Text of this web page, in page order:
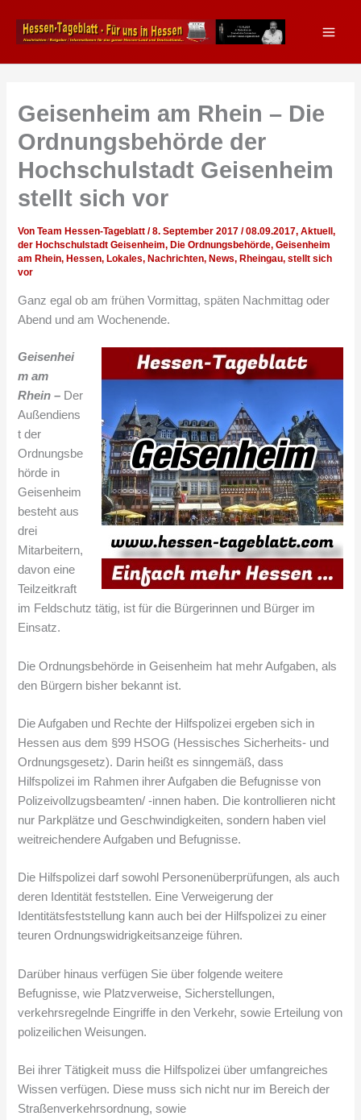
Inhalt
springen
Geisenheim am Rhein – Die
Ordnungsbehörde der
Hochschulstadt Geisenheim
stellt sich vor
VonTeam Hessen-Tageblatt/8. September 2017/08.09.2017,Aktuell,
der Hochschulstadt Geisenheim,Die Ordnungsbehörde,Geisenheim
am Rhein,Hessen,Lokales,Nachrichten,News,Rheingau,stellt sich
vor
Ganz egal ob am frühen Vormittag, späten Nachmittag oder
Abend und am Wochenende.
Geisenhei
m am
Rhein – Der
Außendiens
t der
Ordnungsbe
hörde in
Geisenheim
besteht aus
drei
Mitarbeitern,
davon eine
Teilzeitkraft
im Feldschutz tätig, ist für die Bürgerinnen und Bürger im
Einsatz.
Die Ordnungsbehörde in Geisenheim hat mehr Aufgaben, als
den Bürgern bisher bekannt ist.
Die Aufgaben und Rechte der Hilfspolizei ergeben sich in
Hessen aus dem §99 HSOG (Hessisches Sicherheits- und
Ordnungsgesetz). Darin heißt es sinngemäß, dass
Hilfspolizei im Rahmen ihrer Aufgaben die Befugnisse von
Polizeivollzugsbeamten/ -innen haben. Die kontrollieren nicht
nur Parkplätze und Geschwindigkeiten, sondern haben viel
weitreichendere Aufgaben und Befugnisse.
Die Hilfspolizei darf sowohl Personenüberprüfungen, als auch
deren Identität feststellen. Eine Verweigerung der
Identitätsfeststellung kann auch bei der Hilfspolizei zu einer
teuren Ordnungswidrigkeitsanzeige führen.
Darüber hinaus verfügen Sie über folgende weitere
Befugnisse, wie Platzverweise, Sicherstellungen,
verkehrsregelnde Eingriffe in den Verkehr, sowie Erteilung von
polizeilichen Weisungen.
Bei ihrer Tätigkeit muss die Hilfspolizei über umfangreiches
Wissen verfügen. Diese muss sich nicht nur im Bereich der
Straßenverkehrsordnung, sowie